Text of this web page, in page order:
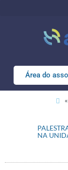
Área do
NA